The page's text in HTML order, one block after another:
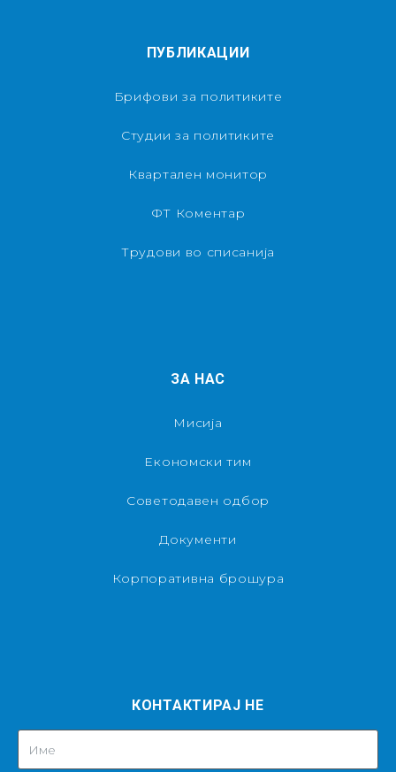
ПУБЛИКАЦИИ
Брифови за политиките
Студии за политиките
Квартален монитор
ФТ Коментар
Трудови во списанија
ЗА НАС
Мисија
Економски тим
Советодавен одбор
Документи
Корпоративна брошура
КОНТАКТИРАЈ НЕ